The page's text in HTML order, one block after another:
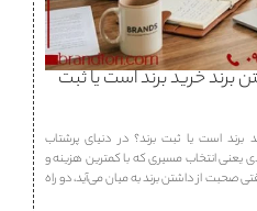
خرید برند است یا ثبت
است یا ثبت برند؟ در دنیای پرشتاب
انتخاب مسیری که با کمترین هزینه و
صحبت از داشتن برند به میان می‌آید، دو راه